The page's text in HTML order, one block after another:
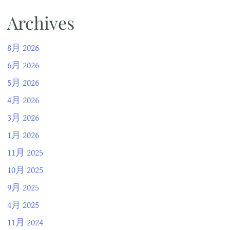
Archives
8月 2026
6月 2026
5月 2026
4月 2026
3月 2026
1月 2026
11月 2025
10月 2025
9月 2025
4月 2025
11月 2024